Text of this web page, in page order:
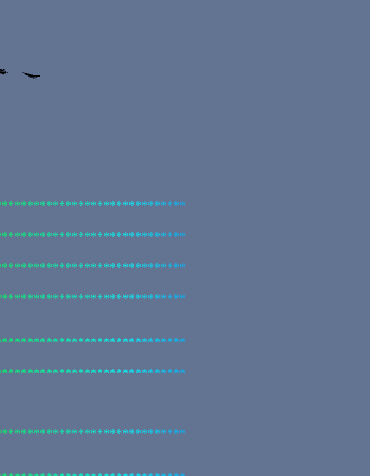
*****************************
*****************************
*****************************
*****************************
*****************************
*****************************
*****************************